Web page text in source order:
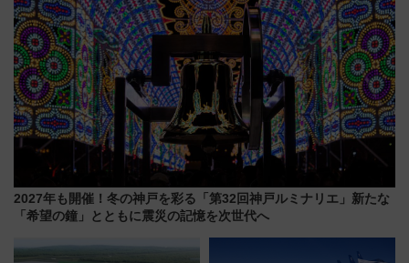
2027年も開催！冬の神戸を彩る「第32回神戸ルミナリエ」新たな
「希望の鐘」とともに震災の記憶を次世代へ